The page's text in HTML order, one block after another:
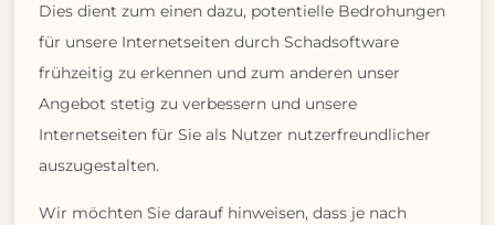
Dies dient zum einen dazu, potentielle Bedrohungen
für unsere Internetseiten durch Schadsoftware
frühzeitig zu erkennen und zum anderen unser
Angebot stetig zu verbessern und unsere
Internetseiten für Sie als Nutzer nutzerfreundlicher
auszugestalten.
Wir möchten Sie darauf hinweisen, dass je nach